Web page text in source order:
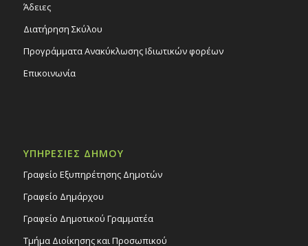
Άδειες
Διατήρηση Σκύλου
Προγράμματα Ανακύκλωσης Ιδιωτικών φορέων
Επικοινωνία
ΥΠΗΡΕΣΙΕΣ ΔΗΜΟΥ
Γραφείο Εξυπηρέτησης Δημοτών
Γραφείο Δημάρχου
Γραφείο Δημοτικού Γραμματέα
Τμήμα Διοίκησης και Προσωπικού